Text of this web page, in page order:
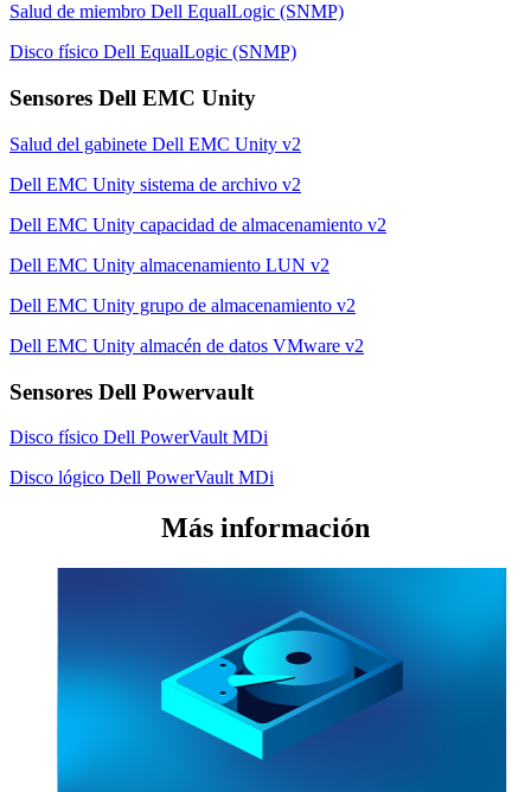
Salud de miembro Dell EqualLogic (SNMP)
Disco físico Dell EqualLogic (SNMP)
Sensores Dell EMC Unity
Salud del gabinete Dell EMC Unity v2
Dell EMC Unity sistema de archivo v2
Dell EMC Unity capacidad de almacenamiento v2
Dell EMC Unity almacenamiento LUN v2
Dell EMC Unity grupo de almacenamiento v2
Dell EMC Unity almacén de datos VMware v2
Sensores Dell Powervault
Disco físico Dell PowerVault MDi
Disco lógico Dell PowerVault MDi
Más información